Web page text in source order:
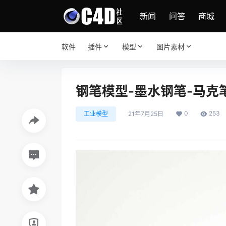
新闻 问答 商城
软件 插件 模型 图片素材
钢笔模型-墨水钢笔-马克
工业模型 21年7月25日 0 253